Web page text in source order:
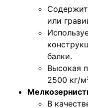
или
балки.
Высокая
2500 кг/
В